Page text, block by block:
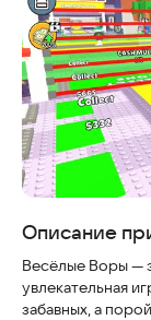
Описание
Весёлые Воры —
увлекательная
забавных, а